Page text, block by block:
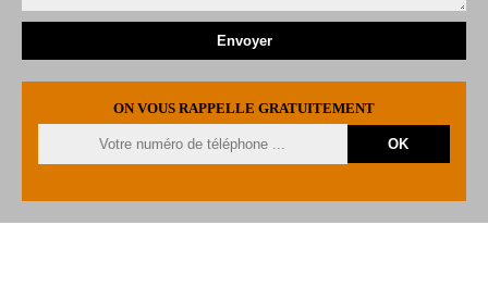
ON VOUS RAPPELLE GRATUITEMENT